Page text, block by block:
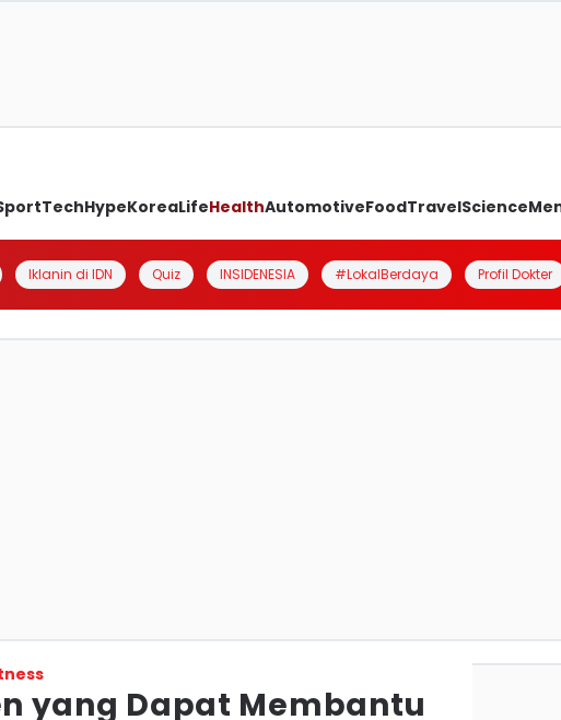
TechHypeKoreaLifeHealthAutomotiveFoodTravelScience
Iklanin di IDN Quiz INSIDENESIA #LokalBerdaya Profil Dokter
yang Dapat Membantu